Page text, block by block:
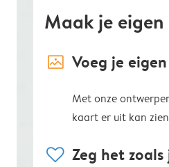
Maak je
image_placeholder Voeg je
Met onze
kaart er uit kan
heart Zeg het